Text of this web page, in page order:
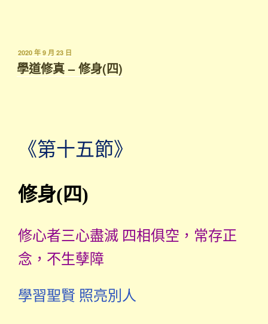
發
表
於
2020 年 9 月 23 日
學道修真 – 修身(四)
《第十五節》
修身(四)
修心者三心盡滅 四相俱空，常存正
念，不生孽障
學習聖賢 照亮別人